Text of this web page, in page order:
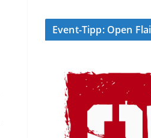
Event-Tipp: Open